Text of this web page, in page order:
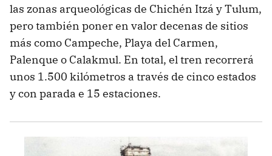
las zonas arqueológicas de Chichén Itzá y Tulum,
pero también poner en valor decenas de sitios
más como Campeche, Playa del Carmen,
Palenque o Calakmul. En total, el tren recorrerá
unos 1.500 kilómetros a través de cinco estados
y con parada e 15 estaciones.